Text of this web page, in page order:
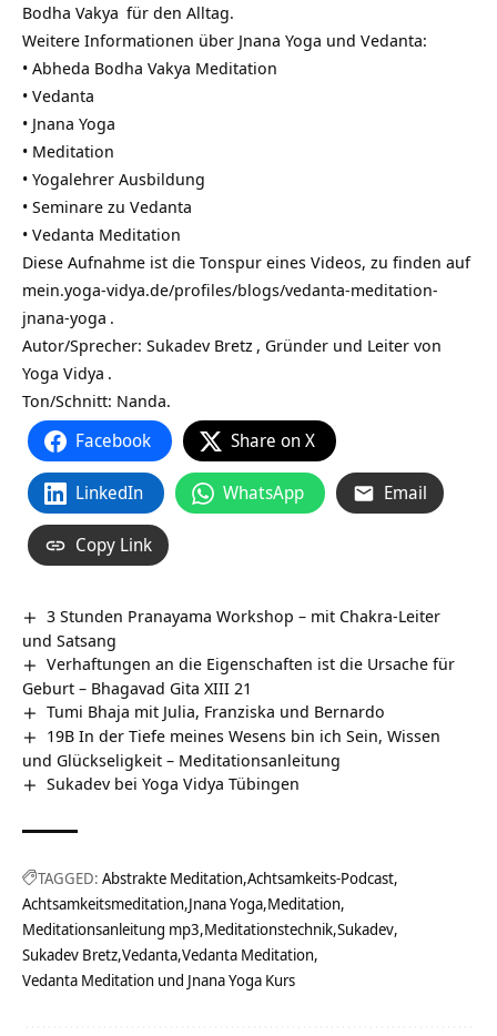
Bodha Vakya für den Alltag.
Weitere Informationen über Jnana Yoga und Vedanta:
• Abheda Bodha Vakya Meditation
• Vedanta
• Jnana Yoga
• Meditation
• Yogalehrer Ausbildung
• Seminare zu Vedanta
• Vedanta Meditation
Diese Aufnahme ist die Tonspur eines Videos, zu finden auf
mein.yoga-vidya.de/profiles/blogs/vedanta-meditation-
jnana-yoga .
Autor/Sprecher: Sukadev Bretz , Gründer und Leiter von
Yoga Vidya .
Ton/Schnitt: Nanda.
Facebook Share on X
LinkedIn WhatsApp Email
Copy Link
3 Stunden Pranayama Workshop – mit Chakra-Leiter
und Satsang
Verhaftungen an die Eigenschaften ist die Ursache für
Geburt – Bhagavad Gita XIII 21
Tumi Bhaja mit Julia, Franziska und Bernardo
19B In der Tiefe meines Wesens bin ich Sein, Wissen
und Glückseligkeit – Meditationsanleitung
Sukadev bei Yoga Vidya Tübingen
TAGGED: Abstrakte Meditation Achtsamkeits-Podcast
Achtsamkeitsmeditation Jnana Yoga Meditation
Meditationsanleitung mp3 Meditationstechnik Sukadev
Sukadev Bretz Vedanta Vedanta Meditation
Vedanta Meditation und Jnana Yoga Kurs